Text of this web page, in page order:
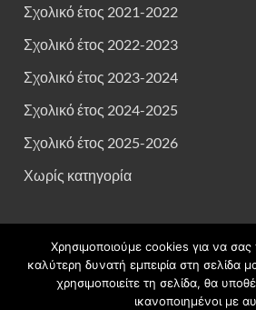
Σχολικό έτος 2021-2022
Σχολικό έτος 2022-2023
Σχολικό έτος 2023-2024
Σχολικό έτος 2024-2025
Σχολικό έτος 2025-2026
Χωρίς κατηγορία
Πνευματικά δικαιώματα © 2026
Σάμου.
blogs.sch.grκαι
Χρησιμοποιούμε cookies για να
καλύτερη δυνατή εμπειρία στη σελίδα
χρησιμοποιείτε τη σελίδα, θα
ικανοποιημένοι με